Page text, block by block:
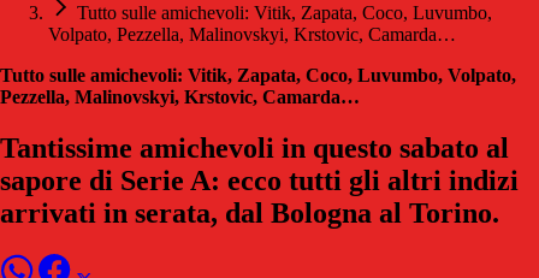
Tutto sulle amichevoli: Vitik, Zapata, Coco, Luvumbo,
Volpato, Pezzella, Malinovskyi, Krstovic, Camarda…
Tutto sulle amichevoli: Vitik, Zapata, Coco, Luvumbo, Volpato,
Pezzella, Malinovskyi, Krstovic, Camarda…
Tantissime amichevoli in questo sabato al
sapore di Serie A: ecco tutti gli altri indizi
arrivati in serata, dal Bologna al Torino.